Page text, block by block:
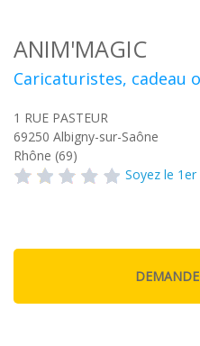
ANIM'MAGIC
Caricaturistes, cadeau
1 RUE PASTEUR
69250 Albigny-sur-Saône
Rhône (69)
Soyez le